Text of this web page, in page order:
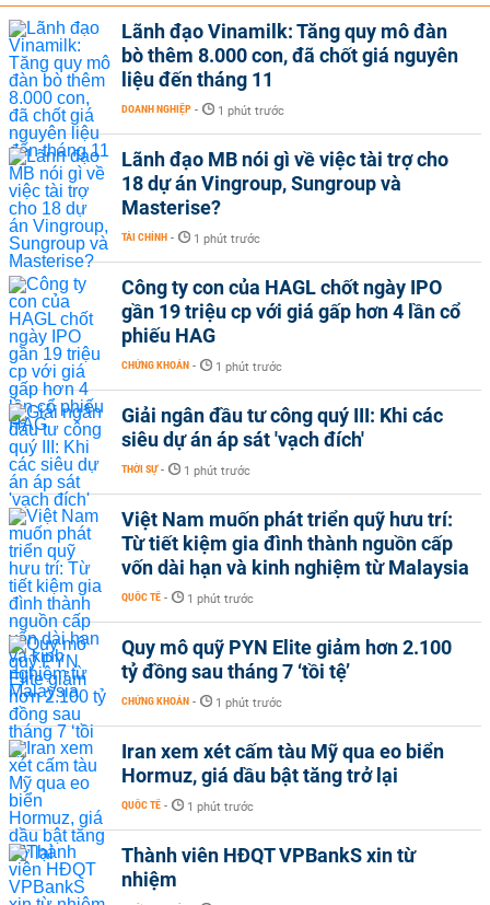
Lãnh đạo Vinamilk: Tăng quy mô đàn
bò thêm 8.000 con, đã chốt giá nguyên
liệu đến tháng 11
DOANH NGHIỆP - 1 phút trước
Lãnh đạo MB nói gì về việc tài trợ cho
18 dự án Vingroup, Sungroup và
Masterise?
TÀI CHÍNH - 1 phút trước
Công ty con của HAGL chốt ngày IPO
gần 19 triệu cp với giá gấp hơn 4 lần cổ
phiếu HAG
CHỨNG KHOÁN - 1 phút trước
Giải ngân đầu tư công quý III: Khi các
siêu dự án áp sát 'vạch đích'
THỜI SỰ - 1 phút trước
Việt Nam muốn phát triển quỹ hưu trí:
Từ tiết kiệm gia đình thành nguồn cấp
vốn dài hạn và kinh nghiệm từ Malaysia
QUỐC TẾ - 1 phút trước
Quy mô quỹ PYN Elite giảm hơn 2.100
tỷ đồng sau tháng 7 ‘tồi tệ’
CHỨNG KHOÁN - 1 phút trước
Iran xem xét cấm tàu Mỹ qua eo biển
Hormuz, giá dầu bật tăng trở lại
QUỐC TẾ - 1 phút trước
Thành viên HĐQT VPBankS xin từ
nhiệm